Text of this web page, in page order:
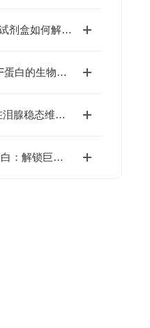
细胞因子检测试剂盒如何解码免疫调控网络？
重组小鼠BAFF蛋白的生物学特性及科研应用价值
小鼠FGF-10在泪腺稳态维持与干眼症干预中的价值
人源M-CSF蛋白：解锁巨噬细胞研究与肿瘤免疫的科研密钥